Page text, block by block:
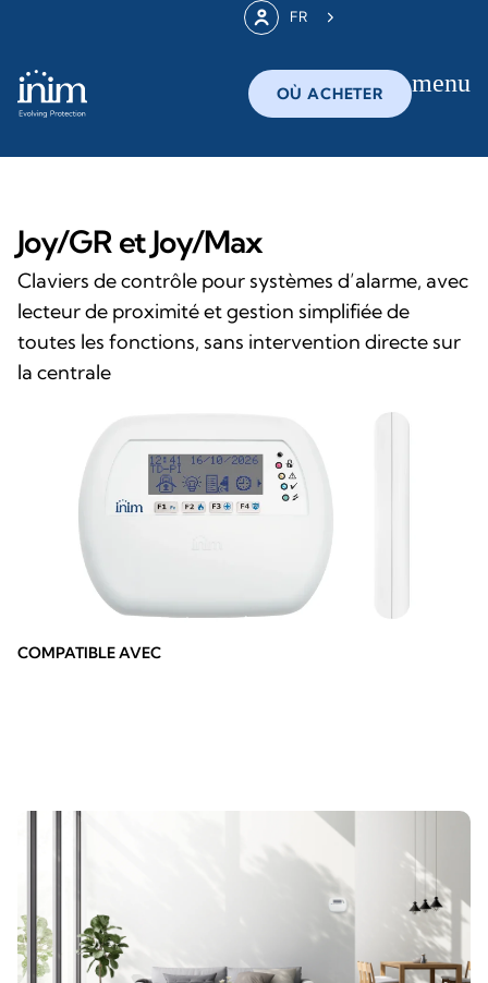
FR
OÙ ACHETER menu
Joy/GR et Joy/Max
Claviers de contrôle pour systèmes d’alarme, avec
lecteur de proximité et gestion simplifiée de
toutes les fonctions, sans intervention directe sur
la centrale
COMPATIBLE AVEC